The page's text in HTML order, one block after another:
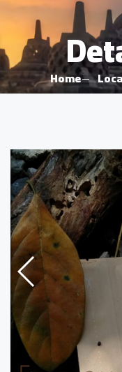
Home